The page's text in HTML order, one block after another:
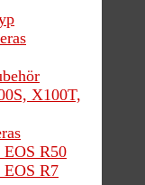
X100T,
R50
R7